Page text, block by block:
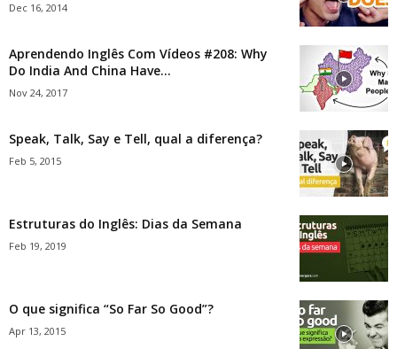
Dec 16, 2014
Aprendendo Inglês Com Vídeos #208: Why
Do India And China Have...
Nov 24, 2017
Speak, Talk, Say e Tell, qual a diferença?
Feb 5, 2015
Estruturas do Inglês: Dias da Semana
Feb 19, 2019
O que significa “So Far So Good”?
Apr 13, 2015